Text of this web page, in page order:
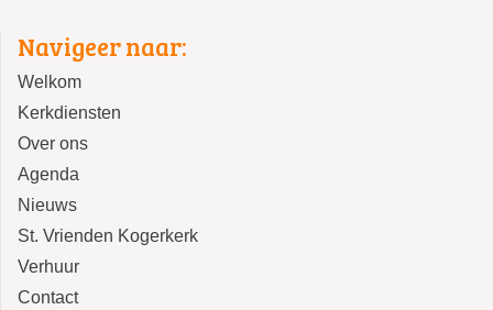
Navigeer naar:
Welkom
Kerkdiensten
Over ons
Agenda
Nieuws
St. Vrienden Kogerkerk
Verhuur
Contact